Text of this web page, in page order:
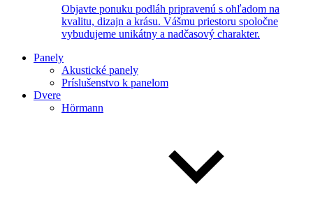
Objavte ponuku podláh pripravenú s ohľadom na
kvalitu, dizajn a krásu. Vášmu priestoru spoločne
vybudujeme unikátny a nadčasový charakter.
Panely
Akustické panely
Príslušenstvo k panelom
Dvere
Hörmann